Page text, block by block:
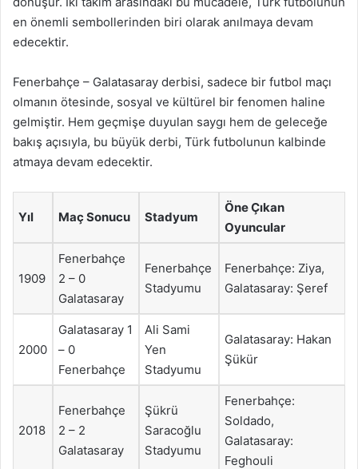
en önemli sembollerinden biri olarak anılmaya devam
edecektir.
Fenerbahçe – Galatasaray derbisi, sadece bir futbol maçı
olmanın ötesinde, sosyal ve kültürel bir fenomen haline
gelmiştir. Hem geçmişe duyulan saygı hem de geleceğe
bakış açısıyla, bu büyük derbi, Türk futbolunun kalbinde
atmaya devam edecektir.
Yıl Maç Sonucu Stadyum
Öne Çıkan
Oyuncular
1909
Fenerbahçe
2 – 0
Galatasaray
Fenerbahçe
Stadyumu
Fenerbahçe: Ziya,
Galatasaray: Şeref
2000
Galatasaray 1
– 0
Fenerbahçe
Ali Sami
Yen
Stadyumu
Galatasaray: Hakan
Şükür
2018
Fenerbahçe
2 – 2
Galatasaray
Şükrü
Saracoğlu
Stadyumu
Fenerbahçe:
Soldado,
Galatasaray:
Feghouli